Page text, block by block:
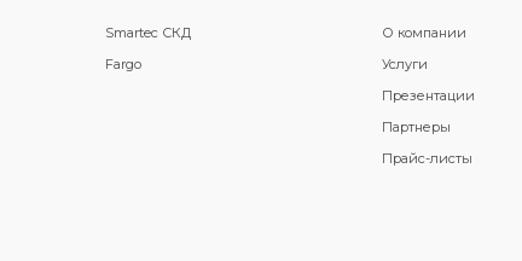
Smartec СКД
Fargo
О компании
Услуги
Презентации
Партнеры
Прайс-листы